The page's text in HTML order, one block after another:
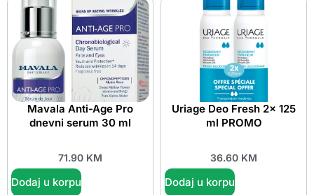
Mavala Anti-Age Pro
dnevni serum 30 ml
71.90 KM
Dodaj u korpu
Uriage Deo Fresh 2x 125
ml PROMO
36.60 KM
Dodaj u korpu